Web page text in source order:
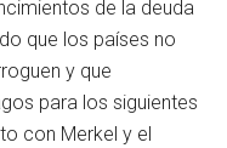
de la deuda
que los países no
y que
para los siguientes
con Merkel y el